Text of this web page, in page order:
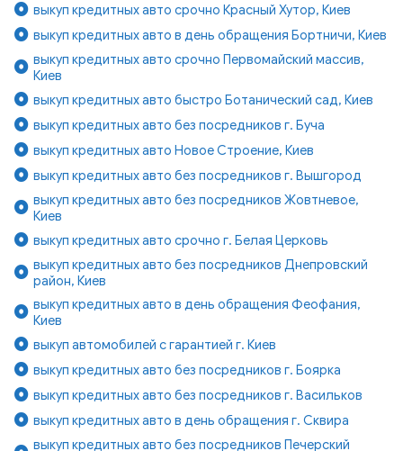
выкуп кредитных авто срочно Красный Хутор, Киев
выкуп кредитных авто в день обращения Бортничи, Киев
выкуп кредитных авто срочно Первомайский массив,
Киев
выкуп кредитных авто быстро Ботанический сад, Киев
выкуп кредитных авто без посредников г. Буча
выкуп кредитных авто Новое Строение, Киев
выкуп кредитных авто без посредников г. Вышгород
выкуп кредитных авто без посредников Жовтневое,
Киев
выкуп кредитных авто срочно г. Белая Церковь
выкуп кредитных авто без посредников Днепровский
район, Киев
выкуп кредитных авто в день обращения Феофания,
Киев
выкуп автомобилей с гарантией г. Киев
выкуп кредитных авто без посредников г. Боярка
выкуп кредитных авто без посредников г. Васильков
выкуп кредитных авто в день обращения г. Сквира
выкуп кредитных авто без посредников Печерский